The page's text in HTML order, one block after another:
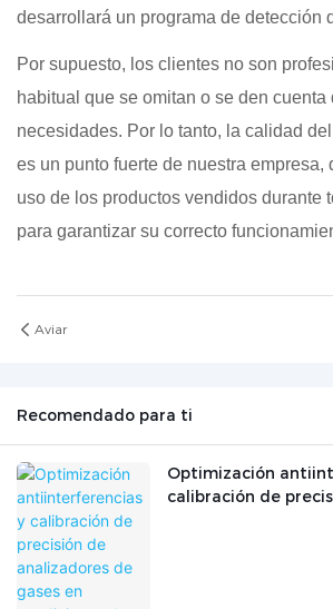
desarrollará un programa de detección
Por supuesto, los clientes no son
habitual que se omitan o se den cuenta
necesidades. Por lo tanto, la calidad
es un punto fuerte de nuestra empresa,
uso de los productos vendidos durante
para garantizar su correcto
Aviar
Recomendado para ti
Optimización
calibración de